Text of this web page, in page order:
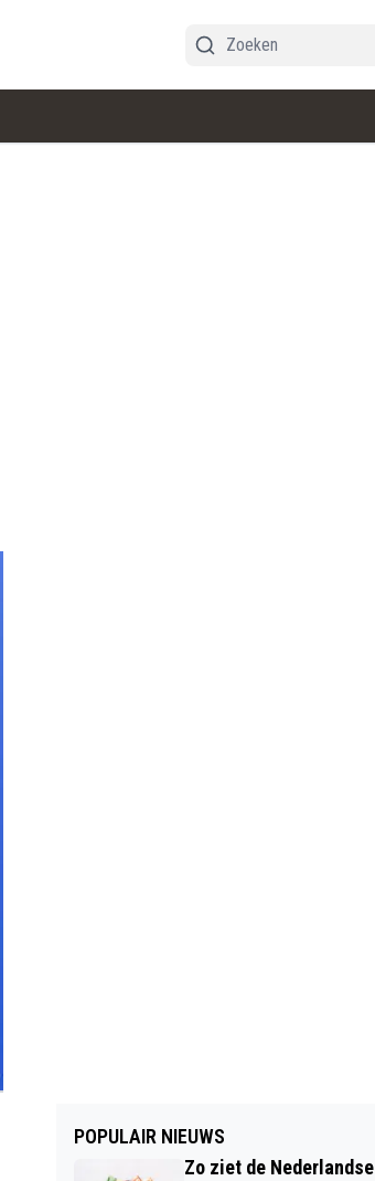
POPULAIR NIEUWS
Zo ziet de Nederlandse